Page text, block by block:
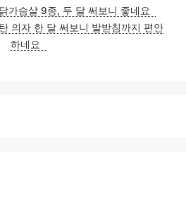
가슴살 9종, 두 달 써보니 좋네요
의자 한 달 써보니 발받침까지 편안
하네요